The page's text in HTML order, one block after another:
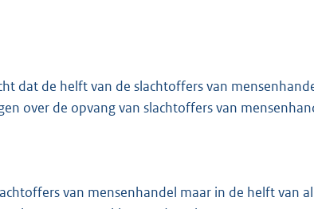
o
o
:
dat de helft van de slachtoffers van
over de opvang van slachtoffers van
van mensenhandel maar in de helft van